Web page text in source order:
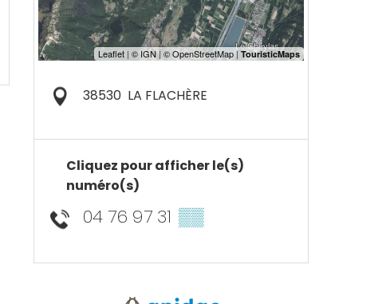
38530 LA FLACHÈRE
Cliquez pour afficher le(s)
numéro(s)
04 76 97 31 ▒▒